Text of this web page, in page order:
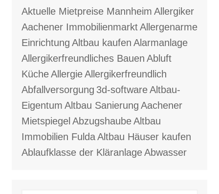
Aktuelle Mietpreise Mannheim Allergiker
Aachener ImmobilienmarktAllergenarme
Einrichtung Altbau kaufen Alarmanlage
Allergikerfreundliches Bauen Abluft
KücheAllergieAllergikerfreundlich
Abfallversorgung 3d-softwareAltbau-
Eigentum Altbau Sanierung Aachener
Mietspiegel AbzugshaubeAltbau
Immobilien FuldaAltbau Häuser kaufen
Ablaufklasse der KläranlageAbwasser